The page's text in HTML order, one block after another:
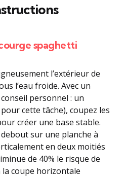
spaghetti
l’extérieur de
l’eau froide. Avec un
personnel : un
cette tâche), coupez les
créer une base stable.
sur une planche à
en deux moitiés
de 40% le risque de
coupe horizontale